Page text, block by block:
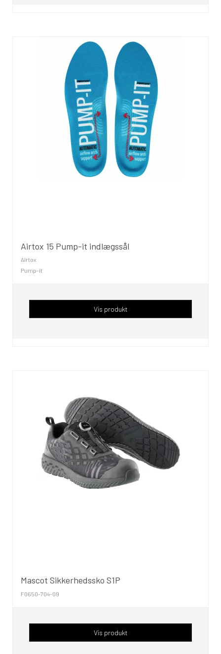
Airtox 15 Pump-it indlægssål
Airtox
Pump-it
Vis produkt
Mascot Sikkerhedssko S1P
F0650-704-09
Vis produkt